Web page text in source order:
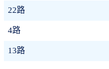
22路
4路
13路